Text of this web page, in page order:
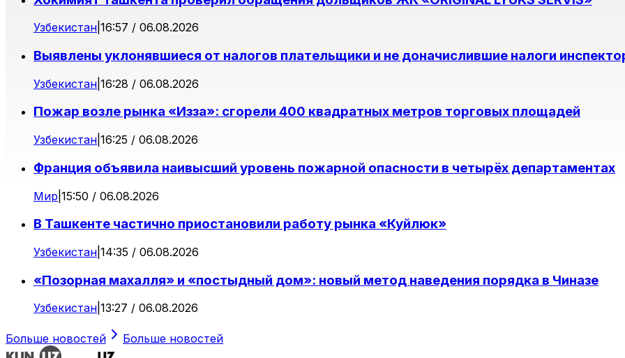
Узбекистан 16:57 / 06.08.2026
Выявлены уклонявшиеся от налогов плательщики и не доначислившие налоги
Узбекистан 16:28 / 06.08.2026
Пожар возле рынка «Изза»: сгорели 400 квадратных метров торговых площадей
Узбекистан 16:25 / 06.08.2026
Франция объявила наивысший уровень пожарной опасности в четырёх департаментах
Мир 15:50 / 06.08.2026
В Ташкенте частично приостановили работу рынка «Куйлюк»
Узбекистан 14:35 / 06.08.2026
«Позорная махалля» и «постыдный дом»: новый метод наведения порядка в Чиназе
Узбекистан 13:27 / 06.08.2026
Больше новостей Больше новостей